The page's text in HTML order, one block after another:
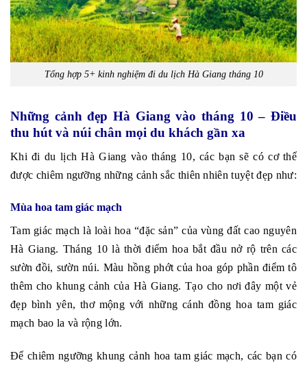
Tổng hợp 5+ kinh nghiệm đi du lịch Hà Giang tháng 10
Những cảnh đẹp Hà Giang vào tháng 10 – Điều
thu hút và núi chân mọi du khách gần xa
Khi đi du lịch Hà Giang vào tháng 10, các bạn sẽ có cơ thể
được chiêm ngưỡng những cảnh sắc thiên nhiên tuyệt đẹp như:
Mùa hoa tam giác mạch
Tam giác mạch là loài hoa “đặc sản” của vùng đất cao nguyên
Hà Giang. Tháng 10 là thời điểm hoa bắt đầu nở rộ trên các
sườn đồi, sườn núi. Màu hồng phớt của hoa góp phần điểm tô
thêm cho khung cảnh của Hà Giang. Tạo cho nơi đây một vẻ
đẹp bình yên, thơ mộng với những cánh đồng hoa tam giác
mạch bao la và rộng lớn.
Để chiêm ngưỡng khung cảnh hoa tam giác mạch, các bạn có